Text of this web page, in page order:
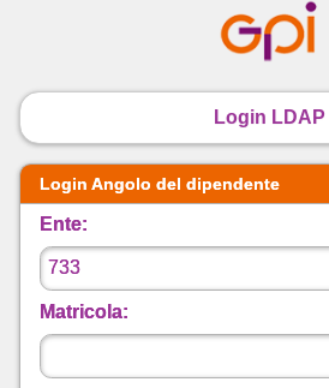
Login LDAP
Login Angolo del dipendente
Ente:
Matricola: